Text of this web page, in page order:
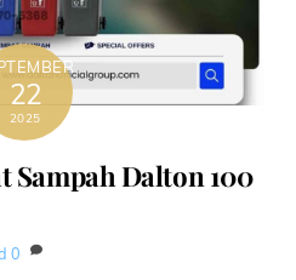
22
2025
Dalton 100
0